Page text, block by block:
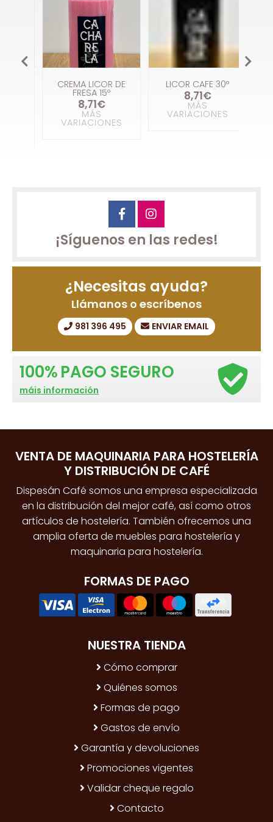
CREMA LICOR DE
FRESA 15º
8,71€
MÁS
VARIACIONES
LICOR CAFE 30º
8,71€
MÁS
VARIACIONES
¡Síguenos en las redes!
¿Necesitas ayuda?
Llámanos o escríbenos
981 396 495 ENVIAR EMAIL
100%PAGO SEGURO
máis información
VENTA DE MAQUINARIA PARA HOSTELERÍA
Y DISTRIBUCIÓN DE CAFÉ
Dispesán Café somos una empresa especializada
en la distribución del mejor café, así como otros
artículos de hostelería. También ofrecemos una
amplia oferta de muebles para hostelería y
maquinaria para hostelería.
FORMAS DE PAGO
NUESTRA TIENDA
Cómo comprar
Quiénes somos
Formas de pago
Gastos de envío
Garantía y devoluciones
Promociones vigentes
Validar cheque regalo
Contacto